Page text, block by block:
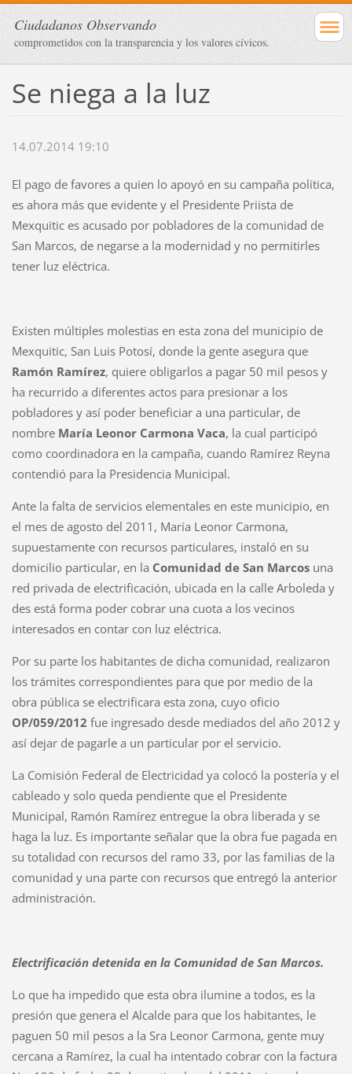
Ciudadanos Observando
comprometidos con la transparencia y los valores cívicos.
Se niega a la luz
14.07.2014 19:10
El pago de favores a quien lo apoyó en su campaña política,
es ahora más que evidente y el Presidente Priista de
Mexquitic es acusado por pobladores de la comunidad de
San Marcos, de negarse a la modernidad y no permitirles
tener luz eléctrica.
Existen múltiples molestias en esta zona del municipio de
Mexquitic, San Luis Potosí, donde la gente asegura que
Ramón Ramírez, quiere obligarlos a pagar 50 mil pesos y
ha recurrido a diferentes actos para presionar a los
pobladores y así poder beneficiar a una particular, de
nombre María Leonor Carmona Vaca, la cual participó
como coordinadora en la campaña, cuando Ramírez Reyna
contendió para la Presidencia Municipal.
Ante la falta de servicios elementales en este municipio, en
el mes de agosto del 2011, María Leonor Carmona,
supuestamente con recursos particulares, instaló en su
domicilio particular, en la Comunidad de San Marcosuna
red privada de electrificación, ubicada en la calle Arboleda y
des está forma poder cobrar una cuota a los vecinos
interesados en contar con luz eléctrica.
Por su parte los habitantes de dicha comunidad, realizaron
los trámites correspondientes para que por medio de la
obra pública se electrificara esta zona, cuyo oficio
OP/059/2012 fue ingresado desde mediados del año 2012 y
así dejar de pagarle a un particular por el servicio.
La Comisión Federal de Electricidad ya colocó la postería y el
cableado y solo queda pendiente que el Presidente
Municipal, Ramón Ramírez entregue la obra liberada y se
haga la luz. Es importante señalar que la obra fue pagada en
su totalidad con recursos del ramo 33, por las familias de la
comunidad y una parte con recursos que entregó la anterior
administración.
Electrificación detenida en la Comunidad de San Marcos.
Lo que ha impedido que esta obra ilumine a todos, es la
presión que genera el Alcalde para que los habitantes, le
paguen 50 mil pesos a la Sra Leonor Carmona, gente muy
cercana a Ramírez, la cual ha intentado cobrar con la factura